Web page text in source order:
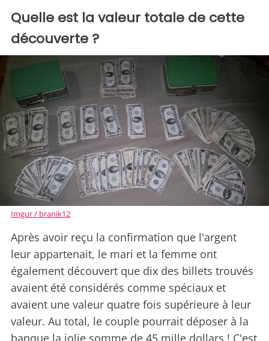
Quelle est la valeur totale de cette
découverte ?
Imgur / branik12
Après avoir reçu la confirmation que l'argent
leur appartenait, le mari et la femme ont
également découvert que dix des billets trouvés
avaient été considérés comme spéciaux et
avaient une valeur quatre fois supérieure à leur
valeur. Au total, le couple pourrait déposer à la